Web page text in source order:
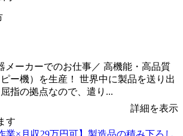
メーカーでのお仕事／ 高機能・高品質
ー機）を生産！ 世界中に製品を送り出
指の拠点なので、遣り...
詳細を表示
す